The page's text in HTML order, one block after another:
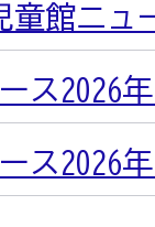
童館ニュ
ス2026
ス2026